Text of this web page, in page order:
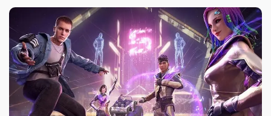
SPECIAL
Video